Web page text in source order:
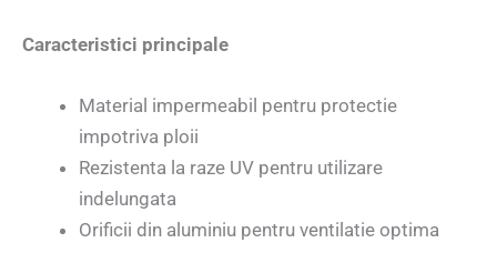
Caracteristici principale
Material impermeabil pentru protectie
impotriva ploii
Rezistenta la raze UV pentru utilizare
indelungata
Orificii din aluminiu pentru ventilatie optima